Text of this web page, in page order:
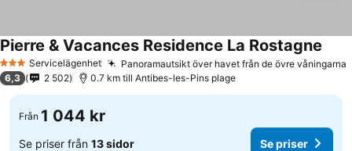
3 StjärnorServicelägenhet Panoramautsikt över havet från de övre våningarna
Pierre & Vacances Residence La Rostagne
6,3 2 502 0.7 km till Antibes-les-Pins plage
Från 1 044 kr
Se priser från 13 sidor Se priser